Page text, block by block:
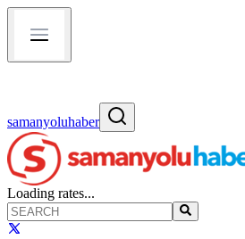
samanyoluhaber
Loading rates...